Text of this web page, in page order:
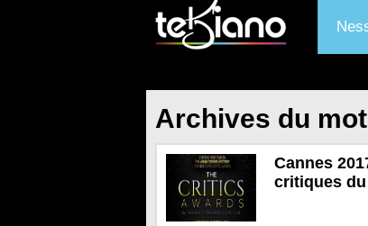
Archives du
Cannes
critiques